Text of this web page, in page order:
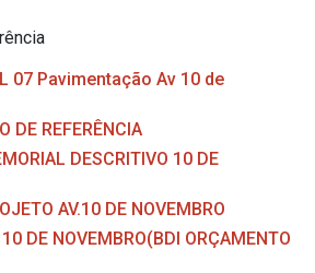
07 Pavimentação Av 10 de
DE REFERÊNCIA
DESCRITIVO 10 DE
AV.10 DE NOVEMBRO
DE NOVEMBRO(BDI ORÇAMENTO